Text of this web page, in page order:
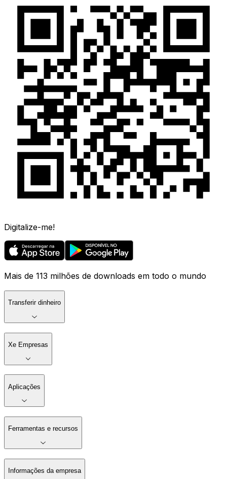
Digitalize-me!
Mais de 113 milhões de downloads em todo o mundo
Transferir dinheiro
Xe Empresas
Aplicações
Ferramentas e recursos
Informações da empresa